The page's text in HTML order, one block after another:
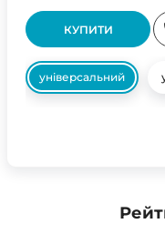
КУПИТИ
універсальний